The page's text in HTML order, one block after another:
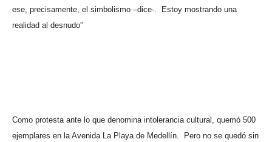
ese, precisamente, el simbolismo –dice-.
Estoy mostrando una
realidad al desnudo”
Como protesta ante lo que denomina intolerancia cultural, quemó 500
ejemplares en la Avenida La Playa de Medellín.
Pero no se quedó sin